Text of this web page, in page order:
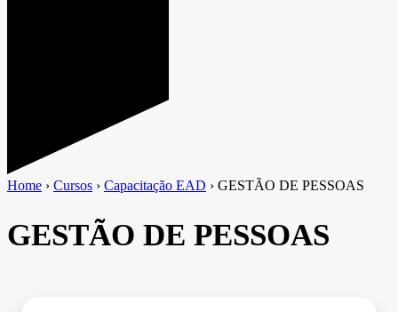
Home › Cursos › Capacitação EAD › GESTÃO DE PESSOAS
GESTÃO DE PESSOAS